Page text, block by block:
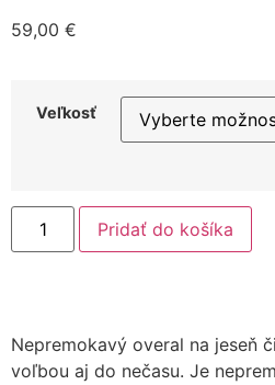
59,00 €
Veľkosť
Pridať do košíka
Nepremokavý overal na jeseň
voľbou aj do nečasu. Je